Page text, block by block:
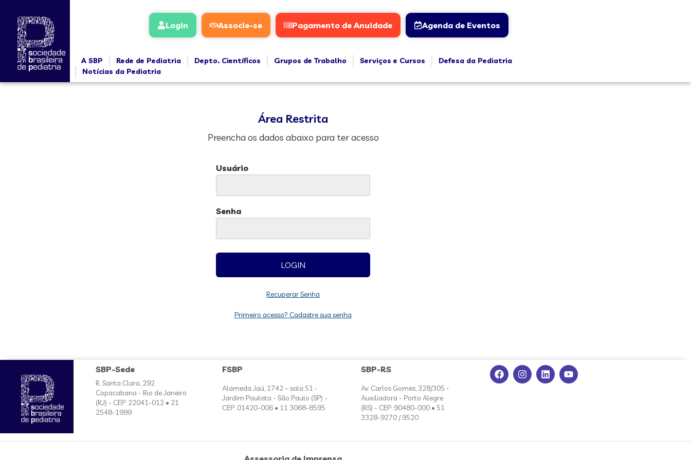
Login Associe-se Pagamento de Anuidade Agenda de Eventos
A SBP Rede de Pediatria Depto. Científicos Grupos de Trabalho Serviços e Cursos
Defesa da Pediatria
Notícias da Pediatria
Área Restrita
Preencha os dados abaixo para ter acesso
Usuário
Senha
Recuperar Senha
Primeiro acesso? Cadastre sua senha
SBP-Sede
R. Santa Clara, 292
Copacabana - Rio de Janeiro
(RJ) - CEP: 22041-012 • 21
2548-1999
FSBP
Alameda Jaú, 1742 – sala 51 -
Jardim Paulista - São Paulo (SP) -
CEP: 01420-006 • 11 3068-8595
SBP-RS
Av. Carlos Gomes, 328/305 -
Auxiliadora - Porto Alegre
(RS) - CEP: 90480-000 • 51
3328-9270 / 9520